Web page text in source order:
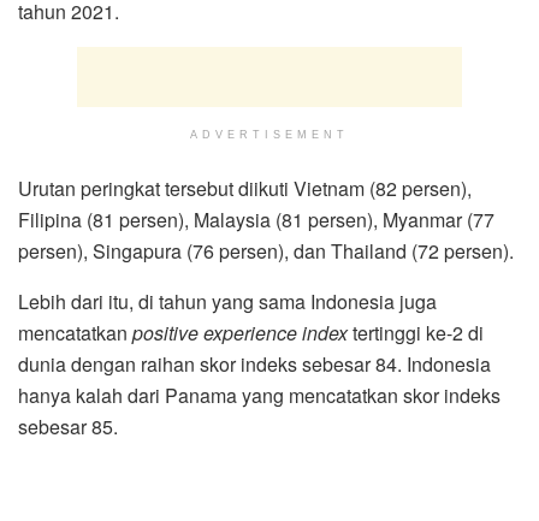
tahun 2021.
ADVERTISEMENT
Urutan peringkat tersebut diikuti Vietnam (82 persen),
Filipina (81 persen), Malaysia (81 persen), Myanmar (77
persen), Singapura (76 persen), dan Thailand (72 persen).
Lebih dari itu, di tahun yang sama Indonesia juga
mencatatkan positive experience indextertinggi ke-2 di
dunia dengan raihan skor indeks sebesar 84. Indonesia
hanya kalah dari Panama yang mencatatkan skor indeks
sebesar 85.